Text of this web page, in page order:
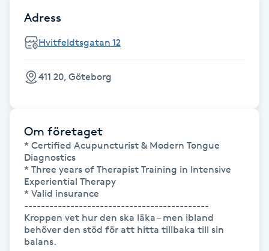
Hatha Yoga
Headspa
Herrklippning
HIFU
Hollywood Peel
Adress
Hvitfeldtsgatan 12
411 20, Göteborg
Om företaget
* Certified Acupuncturist & Modern Tongue
Diagnostics
* Three years of Therapist Training in Intensive
Experiential Therapy
* Valid insurance
--------------------------------------------
Kroppen vet hur den ska läka – men ibland
behöver den stöd för att hitta tillbaka till sin
balans.